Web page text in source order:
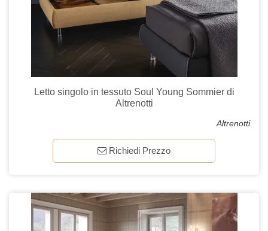
Letto singolo in tessuto Soul Young Sommier di
Altrenotti
Altrenotti
Richiedi Prezzo